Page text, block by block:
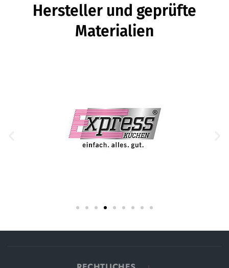
Hersteller und geprüfte
Materialien